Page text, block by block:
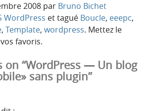
2008 par Bruno Bichet
WordPress et tagué Boucle, eeepc,
, Template, wordpress. Mettez le
favoris.
on “WordPress — Un blog
sans plugin”